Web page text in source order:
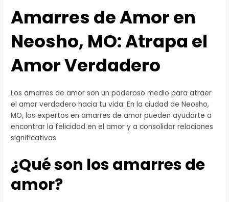
Amarres de Amor en
Neosho, MO: Atrapa el
Amor Verdadero
Los amarres de amor son un poderoso medio para atraer
el amor verdadero hacia tu vida. En la ciudad de Neosho,
MO, los expertos en amarres de amor pueden ayudarte a
encontrar la felicidad en el amor y a consolidar relaciones
significativas.
¿Qué son los amarres de
amor?